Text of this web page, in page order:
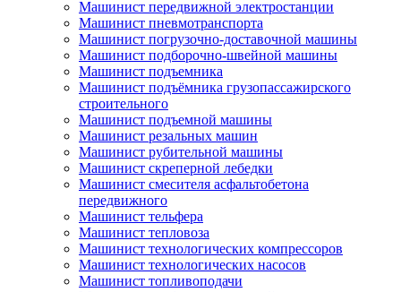
Машинист передвижной электростанции
Машинист пневмотранспорта
Машинист погрузочно-доставочной машины
Машинист подборочно-швейной машины
Машинист подъемника
Машинист подъёмника грузопассажирского
строительного
Машинист подъемной машины
Машинист резальных машин
Машинист рубительной машины
Машинист скреперной лебедки
Машинист смесителя асфальтобетона
передвижного
Машинист тельфера
Машинист тепловоза
Машинист технологических компрессоров
Машинист технологических насосов
Машинист топливоподачи